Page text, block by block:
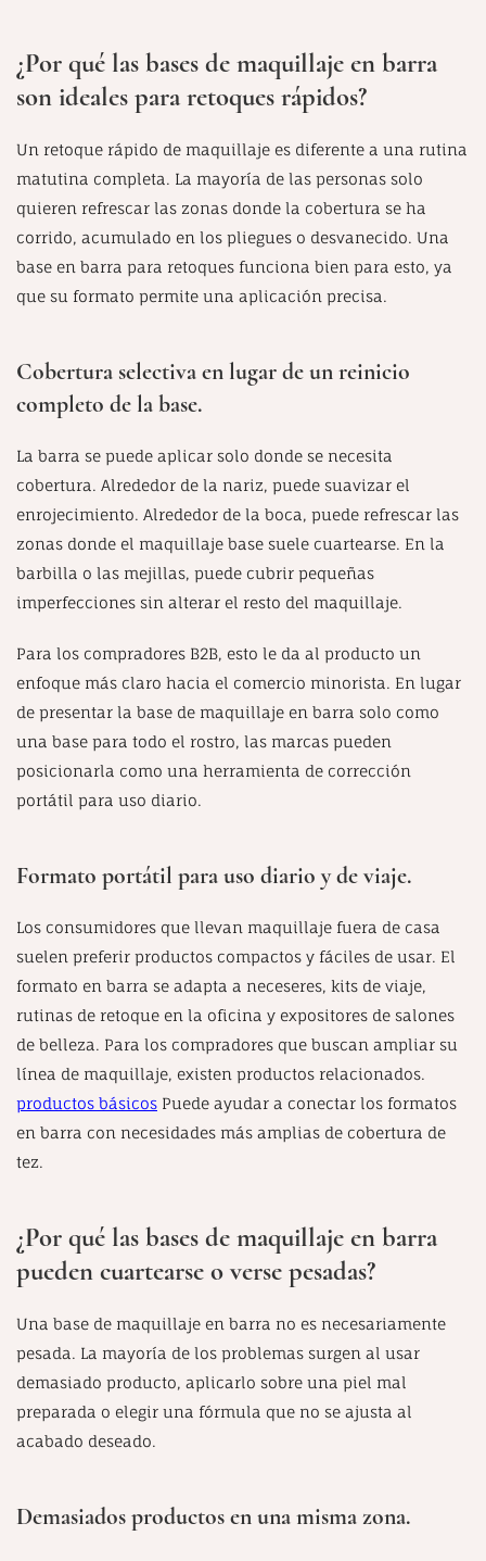
¿Por qué las bases de maquillaje en barra
son ideales para retoques rápidos?
Un retoque rápido de maquillaje es diferente a una rutina
matutina completa. La mayoría de las personas solo
quieren refrescar las zonas donde la cobertura se ha
corrido, acumulado en los pliegues o desvanecido. Una
base en barra para retoques funciona bien para esto, ya
que su formato permite una aplicación precisa.
Cobertura selectiva en lugar de un reinicio
completo de la base.
La barra se puede aplicar solo donde se necesita
cobertura. Alrededor de la nariz, puede suavizar el
enrojecimiento. Alrededor de la boca, puede refrescar las
zonas donde el maquillaje base suele cuartearse. En la
barbilla o las mejillas, puede cubrir pequeñas
imperfecciones sin alterar el resto del maquillaje.
Para los compradores B2B, esto le da al producto un
enfoque más claro hacia el comercio minorista. En lugar
de presentar la base de maquillaje en barra solo como
una base para todo el rostro, las marcas pueden
posicionarla como una herramienta de corrección
portátil para uso diario.
Formato portátil para uso diario y de viaje.
Los consumidores que llevan maquillaje fuera de casa
suelen preferir productos compactos y fáciles de usar. El
formato en barra se adapta a neceseres, kits de viaje,
rutinas de retoque en la oficina y expositores de salones
de belleza. Para los compradores que buscan ampliar su
línea de maquillaje, existen productos relacionados.
productos básicos Puede ayudar a conectar los formatos
en barra con necesidades más amplias de cobertura de
tez.
¿Por qué las bases de maquillaje en barra
pueden cuartearse o verse pesadas?
Una base de maquillaje en barra no es necesariamente
pesada. La mayoría de los problemas surgen al usar
demasiado producto, aplicarlo sobre una piel mal
preparada o elegir una fórmula que no se ajusta al
acabado deseado.
Demasiados productos en una misma zona.